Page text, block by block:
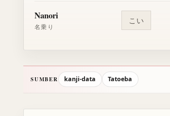
Nanori
名乗り
こい
SUMBER kanji-data Tatoeba